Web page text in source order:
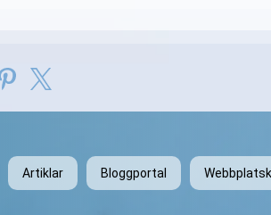
Artiklar Bloggportal